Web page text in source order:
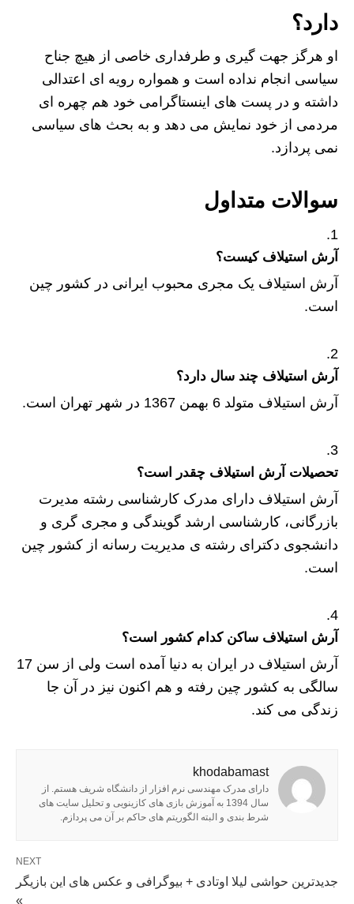
دارد؟
او هرگز جهت گیری و طرفداری خاصی از هیچ جناح
سیاسی انجام نداده است و همواره رویه ای اعتدالی
داشته و در پست های اینستاگرامی خود هم چهره ای
مردمی از خود نمایش می دهد و به بحث های سیاسی
نمی پردازد.
سوالات متداول
آرش استیلاف کیست؟
آرش استیلاف یک مجری محبوب ایرانی در کشور چین
است.
آرش استیلاف چند سال دارد؟
آرش استیلاف متولد 6 بهمن 1367 در شهر تهران است.
تحصیلات آرش استیلاف چقدر است؟
آرش استیلاف دارای مدرک کارشناسی رشته مدیرت
بازرگانی، کارشناسی ارشد گویندگی و مجری گری و
دانشجوی دکترای رشته ی مدیریت رسانه از کشور چین
است.
آرش استیلاف ساکن کدام کشور است؟
آرش استیلاف در ایران به دنیا آمده است ولی از سن 17
سالگی به کشور چین رفته و هم اکنون نیز در آن جا
زندگی می کند.
khodabamast
دارای مدرک مهندسی نرم افزار از دانشگاه شریف هستم. از
سال 1394 به آموزش بازی های کازینویی و تحلیل سایت های
شرط بندی و البته الگوریتم های حاکم بر آن می پردازم.
NEXT
جدیدترین حواشی لیلا اوتادی + بیوگرافی و عکس های این بازیگر
»